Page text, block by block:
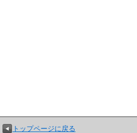
トップページに戻る